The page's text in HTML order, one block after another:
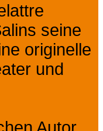
seine
originelle
und